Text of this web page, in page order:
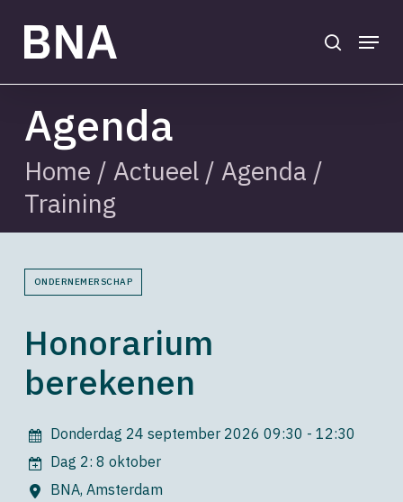
main
Menu
Agenda
Home / Actueel/ Agenda /
Training
ONDERNEMERSCHAP
Honorarium
berekenen
Donderdag 24 september 2026 09:30 - 12:30
Dag 2: 8 oktober
BNA, Amsterdam
Close